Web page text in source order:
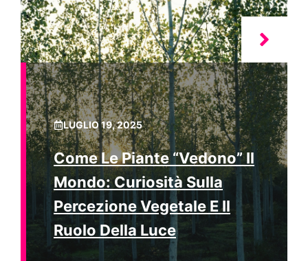
LUGLIO 19, 2025
Come Le Piante “vedono” Il
Mondo: Curiosità Sulla
Percezione Vegetale E Il
Ruolo Della Luce